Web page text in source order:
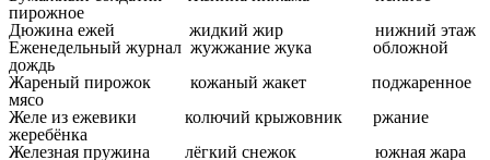
пирожное
Дюжина ежей жидкий жир нижний этаж
Еженедельный журнал жужжание жука обложной
дождь
Жареный пирожок кожаный жакет поджаренное
мясо
Желе из ежевики колючий крыжовник ржание
жеребёнка
Железная пружина лёгкий снежок южная жара